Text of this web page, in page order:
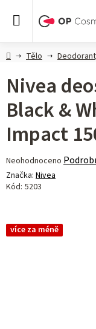
DomůTělo
Nivea
Black &
Impact
Průměrné
hodnocení
produktu
z 5
hvězdiček.
Neohodnoceno
Značka: Nivea
Kód: 5203
více za méně